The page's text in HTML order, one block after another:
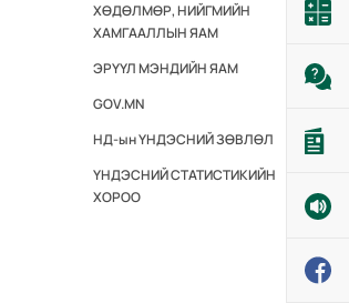
ХӨДӨЛМӨР, НИЙГМИЙН
ХАМГААЛЛЫН ЯАМ
ЭРҮҮЛ МЭНДИЙН ЯАМ
GOV.MN
НД-ын ҮНДЭСНИЙ ЗӨВЛӨЛ
ҮНДЭСНИЙ СТАТИСТИКИЙН
ХОРОО